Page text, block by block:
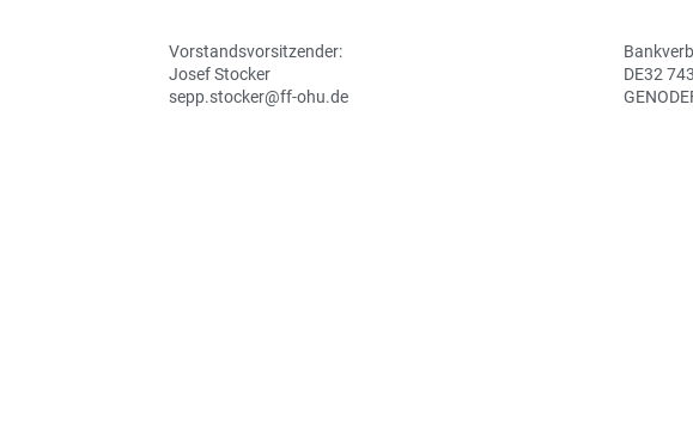
Vorstandsvorsitzender:
Josef Stocker
sepp.stocker@ff-ohu.de
DE32